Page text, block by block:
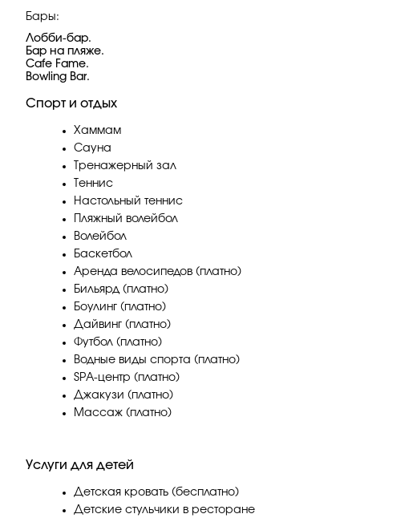
Бары:
Лобби-бар.
Бар на пляже.
Cafe Fame.
Bowling Bar.
Спорт и отдых
Хаммам
Сауна
Тренажерный зал
Теннис
Настольный теннис
Пляжный волейбол
Волейбол
Баскетбол
Аренда велосипедов (платно)
Бильярд (платно)
Боулинг (платно)
Дайвинг (платно)
Футбол (платно)
Водные виды спорта (платно)
SPA-центр (платно)
Джакузи (платно)
Массаж (платно)
Услуги для детей
Детская кровать (бесплатно)
Детские стульчики в ресторане